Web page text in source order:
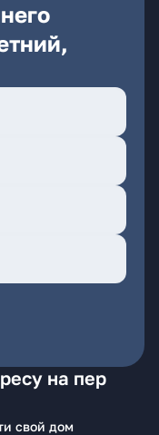
на пер
свой дом